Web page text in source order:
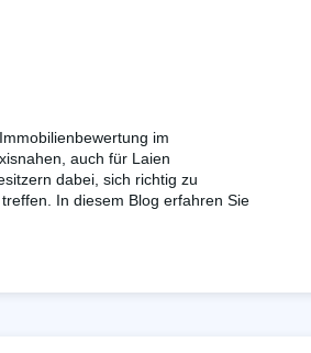
im
auch für Laien
dabei, sich richtig zu
In diesem Blog erfahren Sie